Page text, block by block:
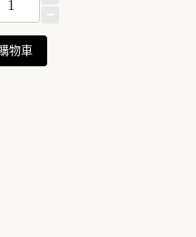
物車